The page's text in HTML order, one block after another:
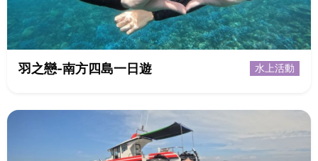
羽之戀-南方四島一日遊 水上活動